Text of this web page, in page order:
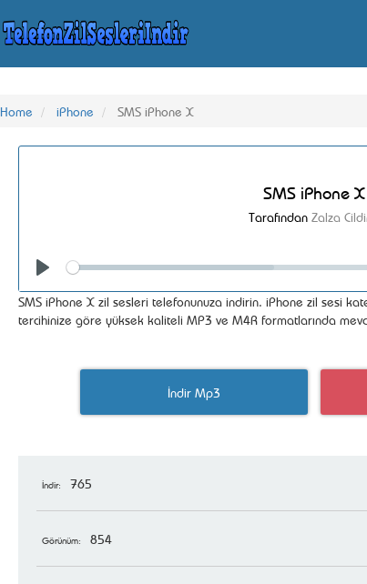
Home iPhone SMS iPhone X
SMS iPhone X
Tarafından Zalza
Seek
SMS iPhone X zil sesleri telefonunuza indirin. iPhone zil sesi
tercihinize göre yüksek kaliteli MP3 ve M4R formatlarında
İndir Mp3
İndir: 765
Görünüm: 854